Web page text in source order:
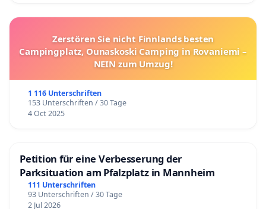
Zerstören Sie nicht Finnlands besten
Campingplatz, Ounaskoski Camping in Rovaniemi –
NEIN zum Umzug!
1 116 Unterschriften
153 Unterschriften / 30 Tage
4 Oct 2025
Petition für eine Verbesserung der
Parksituation am Pfalzplatz in Mannheim
111 Unterschriften
93 Unterschriften / 30 Tage
2 Jul 2026